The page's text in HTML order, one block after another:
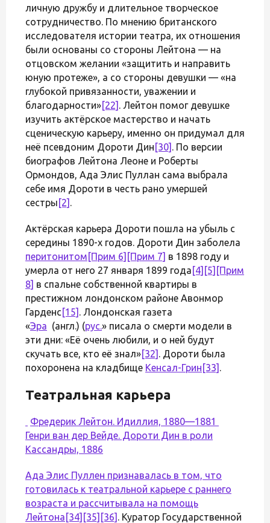
личную дружбу и длительное творческое
сотрудничество. По мнению британского
исследователя истории театра, их отношения
были основаны со стороны Лейтона — на
отцовском желании «защитить и направить
юную протеже», а со стороны девушки — «на
глубокой привязанности, уважении и
благодарности»[22] . Лейтон помог девушке
изучить актёрское мастерство и начать
сценическую карьеру, именно он придумал для
неё псевдоним Дороти Дин [30] . По версии
биографов Лейтона Леоне и Роберты
Ормондов, Ада Элис Пуллан сама выбрала
себе имя Дороти в честь рано умершей
сестры [2] .
Актёрская карьера Дороти пошла на убыль с
середины 1890-х годов. Дороти Дин заболела
перитонитом [Прим 6] [Прим 7] в 1898 году и
умерла от него 27 января 1899 года [4] [5] [Прим
8] в спальне собственной квартиры в
престижном лондонском районе Авонмор
Гарденс [15] . Лондонская газета
«Эра (англ.) (рус.» писала о смерти модели в
эти дни: «Её очень любили, и о ней будут
скучать все, кто её знал»[32] . Дороти была
похоронена на кладбище Кенсал-Грин [33] .
Театральная карьера
Фредерик Лейтон. Идиллия, 1880—1881
Генри ван дер Вейде. Дороти Дин в роли
Кассандры, 1886
Ада Элис Пуллен признавалась в том, что
готовилась к театральной карьере с раннего
возраста и рассчитывала на помощь
Лейтона [34] [35] [36] . Куратор Государственной